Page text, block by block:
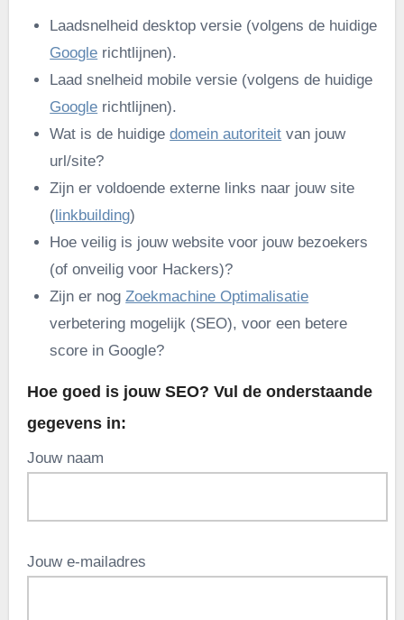
Laadsnelheid desktop versie (volgens de huidige
Google richtlijnen).
Laad snelheid mobile versie (volgens de huidige
Google richtlijnen).
Wat is de huidigedomein autoriteit van jouw
url/site?
Zijn er voldoende externe links naar jouw site
(linkbuilding)
Hoe veilig is jouw website voor jouw bezoekers
(of onveilig voor Hackers)?
Zijn er nogZoekmachine Optimalisatie
verbetering mogelijk (SEO), voor een betere
score in Google?
Hoe goed is jouw SEO? Vul de onderstaande
gegevens in:
Jouw naam
Jouw e-mailadres